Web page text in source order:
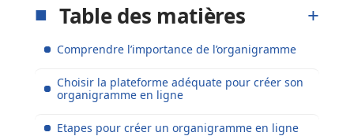
Table des matières
Comprendre l’importance de l’organigramme
Choisir la plateforme adéquate pour créer son
organigramme en ligne
Etapes pour créer un organigramme en ligne